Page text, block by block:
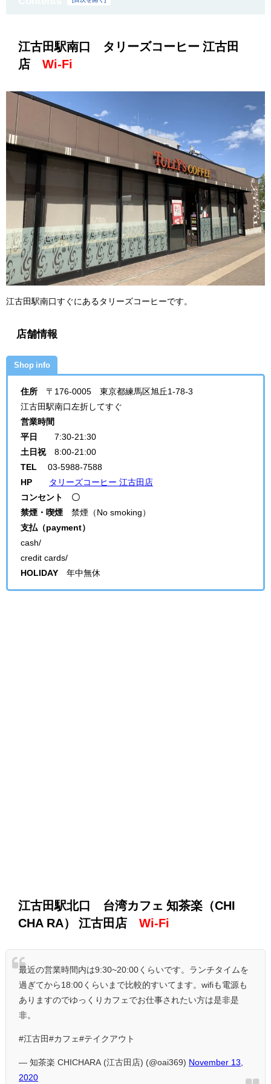
江古田駅南口 タリーズコーヒー 江古田
店 Wi-Fi
江古田駅南口すぐにあるタリーズコーヒーです。
店舗情報
Shop info
住所 〒176-0005 東京都練馬区旭丘1-78-3
江古田駅南口左折してすぐ
営業時間
平日
7:30-21:30
土日祝8:00-21:00
TEL 03-5988-7588
HP
タリーズコーヒー 江古田店
コンセント 〇
禁煙・喫煙 禁煙（No smoking）
支払（payment）
cash/
credit cards/
HOLIDAY 年中無休
江古田駅北口 台湾カフェ 知茶楽（CHI
CHA RA） 江古田店 Wi-Fi
最近の営業時間内は9:30~20:00くらいです。ランチタイムを
過ぎてから18:00くらいまで比較的すいてます。wifiも電源も
ありますのでゆっくりカフェでお仕事されたい方は是非是
非。
#江古田#カフェ#テイクアウト
— 知茶楽 CHICHARA (江古田店) (@oai369) November 13,
2020